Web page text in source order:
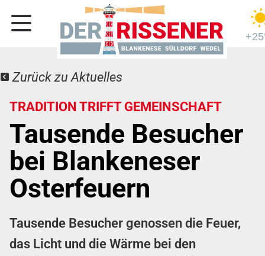
Zurück zu Aktuelles
TRADITION TRIFFT GEMEINSCHAFT
Tausende Besucher
bei Blankeneser
Osterfeuern
Tausende Besucher genossen die Feuer,
das Licht und die Wärme bei den